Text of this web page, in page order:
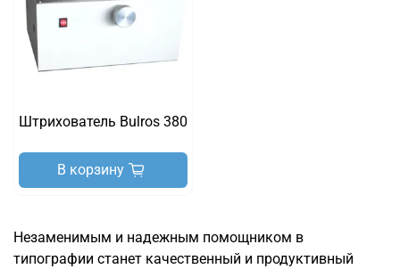
Штрихователь Bulros 380
В корзину
Незаменимым и надежным помощником в
типографии станет качественный и продуктивный